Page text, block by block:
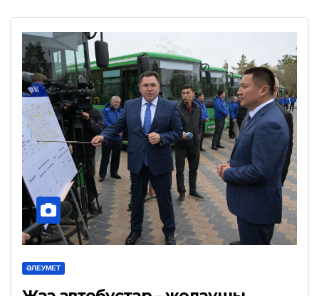
ӘЛЕУМЕТ